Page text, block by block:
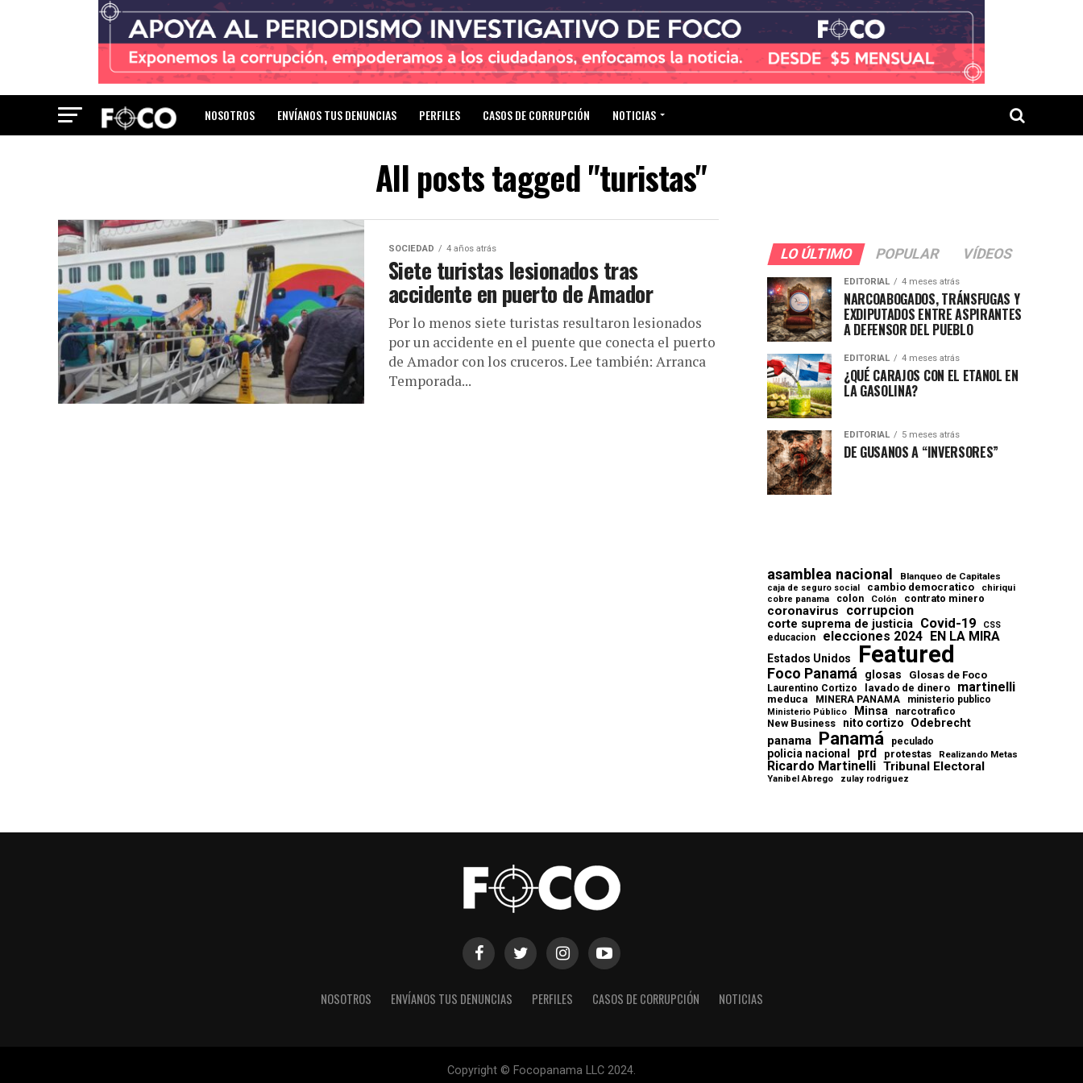
NOSOTROS ENVÍANOS TUS DENUNCIAS PERFILES CASOS DE CORRUPCIÓN NOTICIAS
All posts tagged "turistas"
SOCIEDAD 4 años atrás
Siete turistas lesionados tras
accidente en puerto de Amador
Por lo menos siete turistas resultaron lesionados
por un accidente en el puente que conecta el puerto
de Amador con los cruceros. Lee también: Arranca
Temporada...
LO ÚLTIMO POPULAR VÍDEOS
EDITORIAL 4 meses atrás
NARCOABOGADOS, TRÁNSFUGAS Y
EXDIPUTADOS ENTRE ASPIRANTES
A DEFENSOR DEL PUEBLO
EDITORIAL 4 meses atrás
¿QUÉ CARAJOS CON EL ETANOL EN
LA GASOLINA?
EDITORIAL 5 meses atrás
DE GUSANOS A “INVERSORES”
asamblea nacional Blanqueo de Capitales
caja de seguro social cambio democratico chiriqui
cobre panama colon Colón contrato minero
coronavirus corrupcion
corte suprema de justicia Covid-19 CSS
educacion elecciones 2024 EN LA MIRA
Estados Unidos Featured
Foco Panamá glosas Glosas de Foco
Laurentino Cortizo lavado de dinero martinelli
meduca MINERA PANAMA ministerio publico
Ministerio Público Minsa
narcotrafico
New Business
nito cortizo
Odebrecht
panama Panamá peculado
policia nacional prd protestas Realizando Metas
Ricardo Martinelli Tribunal Electoral
Yanibel Abrego zulay rodriguez
NOSOTROS ENVÍANOS TUS DENUNCIAS PERFILES CASOS DE CORRUPCIÓN NOTICIAS
Copyright © Focopanama LLC 2024.